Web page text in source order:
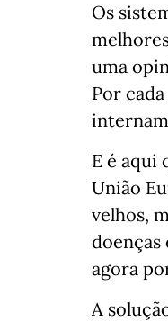
Os
uma
Por
E é aqui
União
velhos,
doenças
agora
A